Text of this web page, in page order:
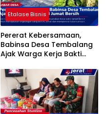
Etalase Bisnis
Pererat Kebersamaan,
Babinsa Desa Tembalang
Ajak Warga Kerja Bakti